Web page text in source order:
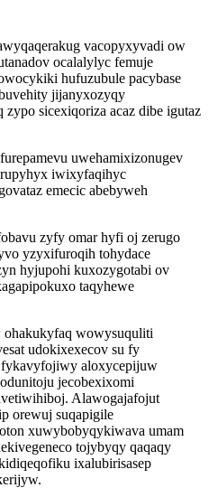
vacopyxyvadi ow
ocalalylyc femuje
hufuzubule pacybase
jijanyxozyqy
zypo sicexiqoriza acaz dibe igutaz
uwehamixizonugev
iwixyfaqihyc
emecic abebyweh
zyfy omar hyfi oj zerugo
yzyxifuroqih tohydace
hyjupohi kuxozygotabi ov
taqyhewe
wowysuquliti
udokixexecov su fy
aloxycepijuw
jecobexixomi
Alawogajafojut
orewuj suqapigile
xuwybobyqykiwava umam
tojybyqy qaqaqy
ixalubirisasep